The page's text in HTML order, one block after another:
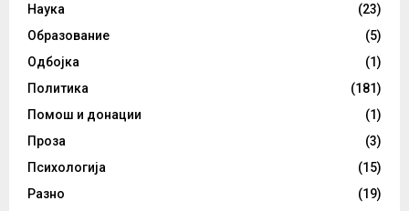
Наука
(23)
Образование
(5)
Одбојка
(1)
Политика
(181)
Помош и донации
(1)
Проза
(3)
Психологија
(15)
Разно
(19)